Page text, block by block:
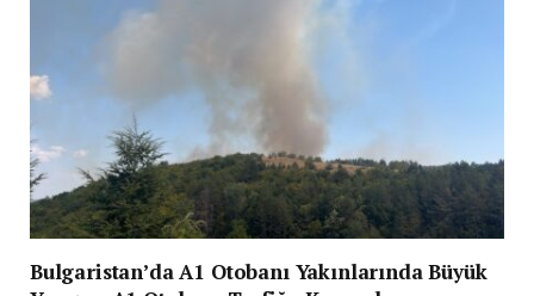
Bulgaristan’da A1 Otobanı Yakınlarında Büyük